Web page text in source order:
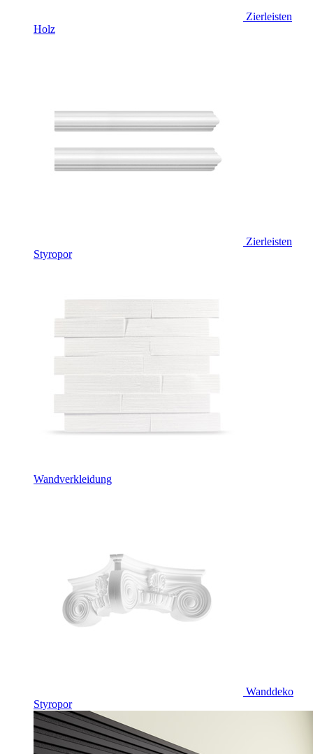
Zierleisten
Holz
Zierleisten
Styropor
Wandverkleidung
Wanddeko
Styropor